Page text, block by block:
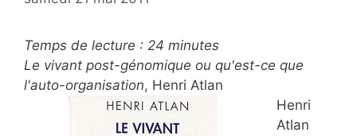
Temps de lecture : 24 minutes
Le vivant post-génomique ou qu'est-ce que
l'auto-organisation, Henri Atlan
Henri
Atlan